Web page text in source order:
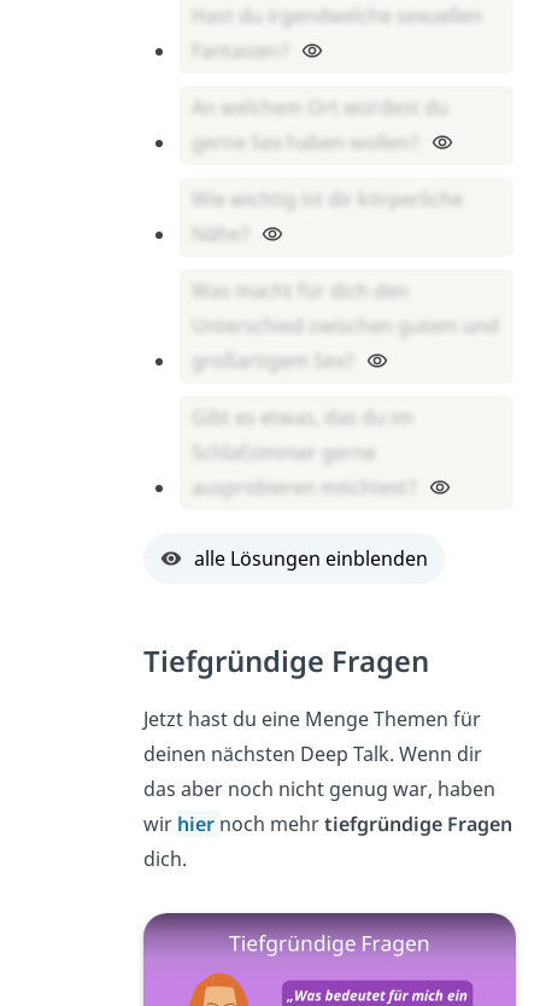
Hast du irgendwelche sexuellen
Fantasien?
An welchem Ort würdest du
gerne Sex haben wollen?
Wie wichtig ist dir körperliche
Nähe?
Was macht für dich den
Unterschied zwischen gutem und
großartigem Sex?
Gibt es etwas, das du im
Schlafzimmer gerne
ausprobieren möchtest?
alle Lösungen einblenden
Tiefgründige Fragen
Jetzt hast du eine Menge Themen für
deinen nächsten Deep Talk. Wenn dir
das aber noch nicht genug war, haben
wir hier noch mehrtiefgründige Fragen
dich.